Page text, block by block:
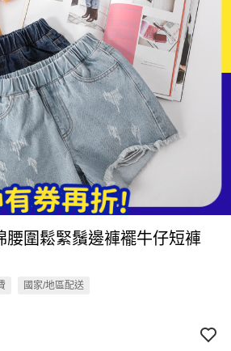
腰圍鬆緊鬚邊褲襬牛仔短褲
國家/地區配送